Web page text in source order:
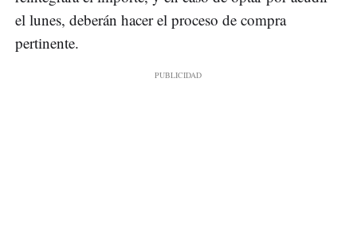
el lunes, deberán hacer el proceso de compra
pertinente.